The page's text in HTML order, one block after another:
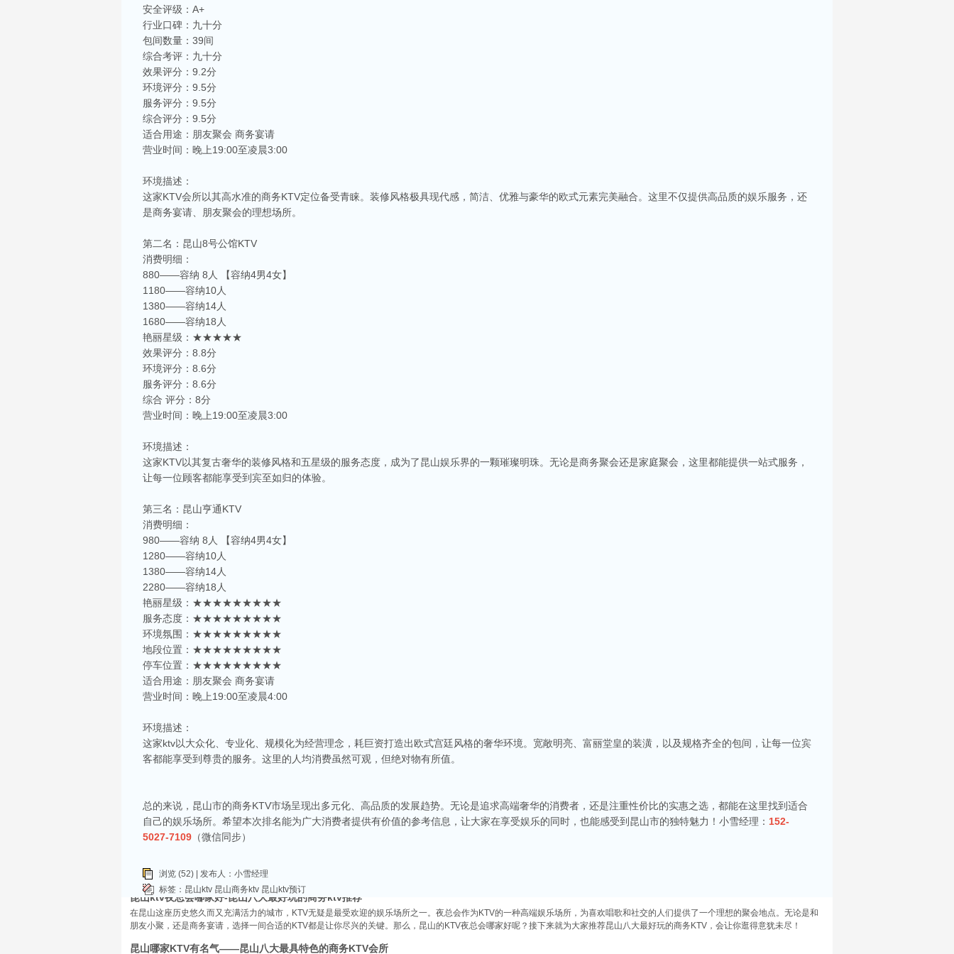
昆山ktv夜场哪里好玩-昆山八大便宜好玩的商务ktv会所排名
昆山天外天KTV以其优雅的环境和周到的服务著称。这里不仅拥有现代的音响设备和豪华的装修，还有专业的调酒师和服务人员全程为你服务。每间包房都配备了大屏幕投影及高质量音
响，给你带来无与伦比的视听享受。这里还提供多种酒水和小吃，确保你和朋友的聚会充满乐趣。
让我们一起来看看，昆山有哪些比较好的KTV娱乐会所，给你带来无与伦比的唱歌体验。
昆山市区周边有哪些好玩的ktv-昆山五大高端ktv排名
KTV排名，带你领略一下这其中的魅力！
昆山ktv夜总会哪家好-昆山八大最好玩的商务ktv推荐
在昆山这座历史悠久而又充满活力的城市，KTV无疑是最受欢迎的娱乐场所之一。夜总会作为KTV的一种高端娱乐场所，为喜欢唱歌和社交的人们提供了一个理想的聚会地点。无论是和
朋友小聚，还是商务宴请，选择一间合适的KTV都是让你尽兴的关键。那么，昆山的KTV夜总会哪家好呢？接下来就为大家推荐昆山八大最好玩的商务KTV，会让你逛得意犹未尽！
昆山哪家KTV有名气——昆山八大最具特色的商务KTV会所
安全评级：A+
行业口碑：九十分
包间数量：39间
综合考评：九十分
效果评分：9.2分
环境评分：9.5分
服务评分：9.5分
综合评分：9.5分
适合用途：朋友聚会 商务宴请
营业时间：晚上19:00至凌晨3:00
环境描述：
这家KTV会所以其高水准的商务KTV定位备受青睐。装修风格极具现代感，简洁、优雅与豪华的欧式元素完美融合。这里不仅提供高品质的娱乐服务，还
是商务宴请、朋友聚会的理想场所。
第二名：昆山8号公馆KTV
消费明细：
880——容纳 8人 【容纳4男4女】
1180——容纳10人
1380——容纳14人
1680——容纳18人
艳丽星级：★★★★★
效果评分：8.8分
环境评分：8.6分
服务评分：8.6分
综合 评分：8分
营业时间：晚上19:00至凌晨3:00
环境描述：
这家KTV以其复古奢华的装修风格和五星级的服务态度，成为了昆山娱乐界的一颗璀璨明珠。无论是商务聚会还是家庭聚会，这里都能提供一站式服务，
让每一位顾客都能享受到宾至如归的体验。
第三名：昆山亨通KTV
消费明细：
980——容纳 8人 【容纳4男4女】
1280——容纳10人
1380——容纳14人
2280——容纳18人
艳丽星级：★★★★★★★★★
服务态度：★★★★★★★★★
环境氛围：★★★★★★★★★
地段位置：★★★★★★★★★
停车位置：★★★★★★★★★
适合用途：朋友聚会 商务宴请
营业时间：晚上19:00至凌晨4:00
环境描述：
这家ktv以大众化、专业化、规模化为经营理念，耗巨资打造出欧式宫廷风格的奢华环境。宽敞明亮、富丽堂皇的装潢，以及规格齐全的包间，让每一位宾
客都能享受到尊贵的服务。这里的人均消费虽然可观，但绝对物有所值。
总的来说，昆山市的商务KTV市场呈现出多元化、高品质的发展趋势。无论是追求高端奢华的消费者，还是注重性价比的实惠之选，都能在这里找到适合
自己的娱乐场所。希望本次排名能为广大消费者提供有价值的参考信息，让大家在享受娱乐的同时，也能感受到昆山市的独特魅力！小雪经理： 152-
5027-7109 （微信同步）
浏览 (52) | 发布人：小雪经理
标签： 昆山ktv 昆山商务ktv 昆山ktv预订